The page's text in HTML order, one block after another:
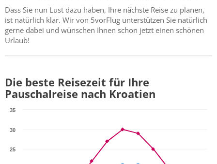
Dass Sie nun Lust dazu haben, Ihre nächste Reise zu planen,
ist natürlich klar. Wir von 5vorFlug unterstützen Sie natürlich
gerne dabei und wünschen Ihnen schon jetzt einen schönen
Urlaub!
Die beste Reisezeit für Ihre
Pauschalreise nach Kroatien
25
30
35